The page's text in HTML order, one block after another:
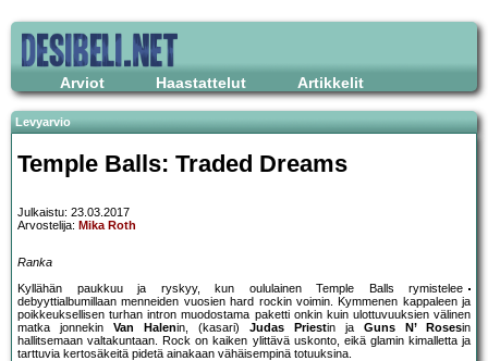
Arviot Haastattelut Artikkelit
Levyarvio
Temple Balls: Traded Dreams
Julkaistu: 23.03.2017
Arvostelija: Mika Roth
Ranka
Kyllähän paukkuu ja ryskyy, kun oululainen Temple Balls rymistelee
debyyttialbumillaan menneiden vuosien hard rockin voimin. Kymmenen kappaleen ja
poikkeuksellisen turhan intron muodostama paketti onkin kuin ulottuvuuksien välinen
matka jonnekin Van Halenin, (kasari) Judas Priestin ja Guns N’ Rosesin
hallitsemaan valtakuntaan. Rock on kaiken ylittävä uskonto, eikä glamin kimalletta ja
tarttuvia kertosäkeitä pidetä ainakaan vähäisempinä totuuksina.